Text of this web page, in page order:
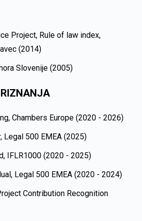
Project, Rule of law index,
(2014)
Slovenije (2005)
Chambers Europe (2020 - 2026)
Legal 500 EMEA (2025)
IFLR1000 (2020 - 2025)
Legal 500 EMEA (2020 - 2024)
Contribution Recognition